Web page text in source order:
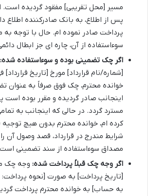
مسیر [محل تقریبی] مفقود گردیده است.
پس از اطلاع، به بانک صادرکننده اطلاع
پرداخت صادر نموده ام. حال با توجه
سوءاستفاده از آن، چاره ای جز ابطال
اگر چک تضمینی بوده و سوءاستفاده شده:
[شماره/نام قرارداد] مورخ [تاریخ
خوانده محترم، چک فوق صرفاً به عنوان
اینجانب صادر گردیده و مقرر بوده است
مسترد گردد. در حالی که اینجانب به
کرده ام، خوانده محترم بدون هیچ
شرایط مندرج در قرارداد، قصد وصول آن را
مصداق سوءاستفاده از سند تضمینی
اگر وجه چک قبلاً پرداخت شده: وجه چک
[تاریخ پرداخت] به صورت [نحوه پرداخت:
به حساب] به خوانده محترم پرداخت